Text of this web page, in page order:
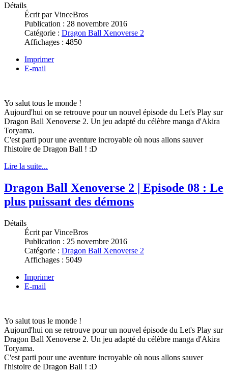
Détails
Écrit parVinceBros
Publication : 28 novembre 2016
Catégorie : Dragon Ball Xenoverse 2
Affichages : 4850
Imprimer
E-mail
Yo salut tous le monde !
Aujourd'hui on se retrouve pour un nouvel épisode du Let's Play sur
Dragon Ball Xenoverse 2. Un jeu adapté du célèbre manga d'Akira
Toryama.
C'est parti pour une aventure incroyable où nous allons sauver
l'histoire de Dragon Ball ! :D
Lire la suite...
Dragon Ball Xenoverse 2 | Episode 08 : Le
plus puissant des démons
Détails
Écrit parVinceBros
Publication : 25 novembre 2016
Catégorie : Dragon Ball Xenoverse 2
Affichages : 5049
Imprimer
E-mail
Yo salut tous le monde !
Aujourd'hui on se retrouve pour un nouvel épisode du Let's Play sur
Dragon Ball Xenoverse 2. Un jeu adapté du célèbre manga d'Akira
Toryama.
C'est parti pour une aventure incroyable où nous allons sauver
l'histoire de Dragon Ball ! :D